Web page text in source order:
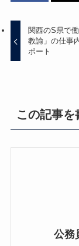
関西のS県で
教諭」の仕事
ポート
この記事を
公務